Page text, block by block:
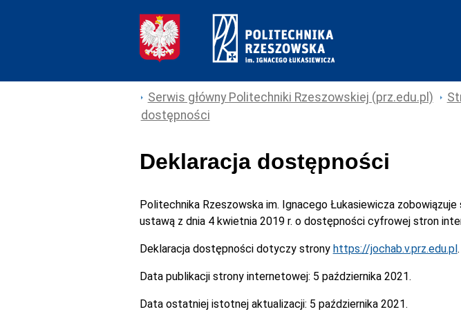
Serwis główny Politechniki Rzeszowskiej (prz.edu.pl)
dostępności
Deklaracja dostępności
Politechnika Rzeszowska im. Ignacego Łukasiewiczazobowiązuje
ustawą z dnia 4 kwietnia 2019 r. o dostępności cyfrowej stron
Deklaracja dostępności dotyczy strony https://jochab.v.prz.edu.pl.
Data publikacji strony internetowej: 5 października 2021.
Data ostatniej istotnej aktualizacji: 5 października 2021.